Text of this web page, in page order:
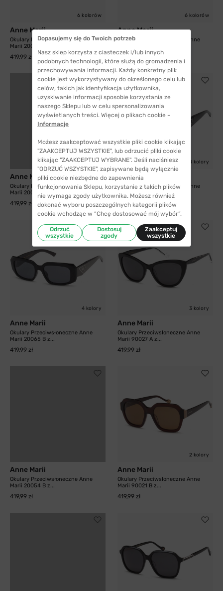
6 kolorów
Anne Marii
Okulary Przeciwsłoneczne Anne
Marii 20064 B z...
419,99 zł
6 kolorów
Anne Marii
Okulary Przeciwsłoneczne Anne
419,99 zł
6 kolorów
Anne Marii
Okulary Przeciwsłoneczne Anne
Marii 20064 E z...
419,99 zł
4 kolory
Anne Marii
Okulary Przeciwsłoneczne Anne
Marii 20065 A z...
419,99 zł
4 kolory
Anne Marii
Okulary Przeciwsłoneczne Anne
Marii 20065 B z...
419,99 zł
3 kolory
Anne Marii
Okulary Przeciwsłoneczne Anne
Marii 90027 A z...
419,99 zł
Anne Marii
Okulary Przeciwsłoneczne Anne
Marii 20054 B z...
419,99 zł
2 kolory
Anne Marii
Okulary Przeciwsłoneczne Anne
Marii 90021 B z...
419,99 zł
Dopasujemy się do Twoich potrzeb
Nasz sklep korzysta z ciasteczek i/lub innych
podobnych technologii, które służą do gromadzenia i
przechowywania informacji. Każdy konkretny plik
cookie jest wykorzystywany do określonego celu lub
celów, takich jak identyfikacja użytkownika,
uzyskiwanie informacji sposobie korzystania ze
naszego Sklepu lub w celu spersonalizowania
wyświetlanych treści. Więcej o plikach cookie -
Informacje
Możesz zaakceptować wszystkie pliki cookie klikając
"ZAAKCEPTUJ WSZYSTKIE", lub odrzucić pliki cookie
klikając "ZAAKCEPTUJ WYBRANE". Jeśli naciśniesz
"ODRZUĆ WSZYSTKIE", zapisywane będą wyłącznie
pliki cookie niezbędne do zapewnienia
funkcjonowania Sklepu, korzystanie z takich plików
nie wymaga zgody użytkownika. Możesz również
dokonać wyboru poszczególnych kategorii plików
cookie wchodząc w “Chcę dostosować mój wybór”.
Odrzuć
wszystkie
Dostosuj
zgody
Zaakceptuj
wszystkie